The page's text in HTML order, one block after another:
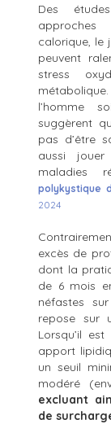
Des
approches
calorique, le
peuvent
stress
l’homme
suggèrent
pas d’être
aussi
maladies
polykystique
2024
excès de
dont la
de 6 mois
néfastes
repose sur
Lorsqu’il
apport
un seuil
modéré
excluant
de